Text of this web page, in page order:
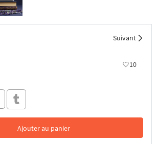
Suivant
10
Ajouter au panier